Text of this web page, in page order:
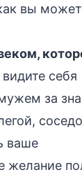
вы
себя
за
ваше
желание